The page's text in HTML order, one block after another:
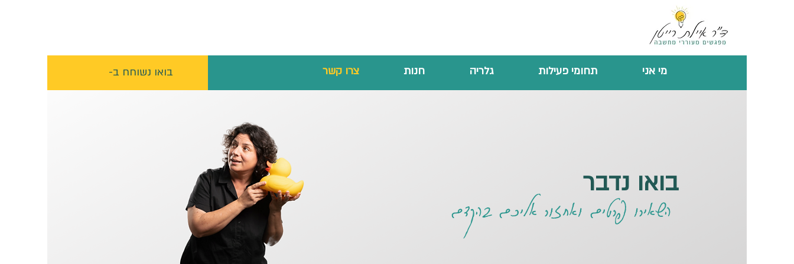
בואו נשוחח ב- מי אני תחומי פעילות גלריה חנות צרו קשר
בואו נדבר
השאירו פרטים ואחזור אליכם בהקדם